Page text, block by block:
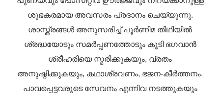
ശുഭകരമായ അവസരം പ്രദാനം ചെയ്യുന്നു.
ശാസ്ത്രങ്ങൾ അനുസരിച്ച് പൂർണിമ തിഥിയിൽ
ശ്രദ്ധയോടും സമർപ്പണത്തോടും കൂടി ഭഗവാൻ
ശ്രീഹരിയെ സ്മരിക്കുകയും, വ്രതം
അനുഷ്ഠിക്കുകയും, കഥാശ്രവണം, ഭജന-കീർത്തനം,
പാവപ്പെട്ടവരുടെ സേവനം എന്നിവ നടത്തുകയും